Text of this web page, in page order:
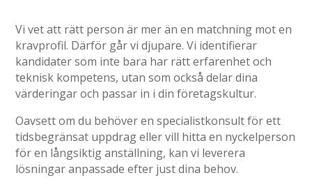
Vi vet att rätt person är mer än en matchning mot en
kravprofil. Därför går vi djupare. Vi identifierar
kandidater som inte bara har rätt erfarenhet och
teknisk kompetens, utan som också delar dina
värderingar och passar in i din företagskultur.
Oavsett om du behöver en specialistkonsult för ett
tidsbegränsat uppdrag eller vill hitta en nyckelperson
för en långsiktig anställning, kan vi leverera
lösningar anpassade efter just dina behov.